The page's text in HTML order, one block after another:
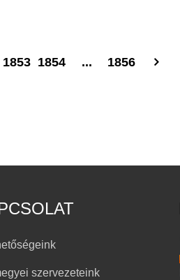
1853 1854 ... 1856
szervezeteink